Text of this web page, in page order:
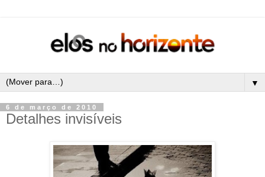
▼
6 de março de 2010
Detalhes invisíveis